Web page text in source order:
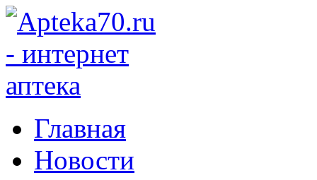
Главная
Новости